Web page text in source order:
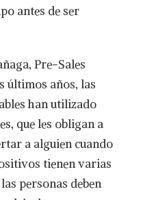
antes de ser
Pre-Sales
últimos años, las
han utilizado
que les obligan a
a alguien cuando
tienen varias
personas deben